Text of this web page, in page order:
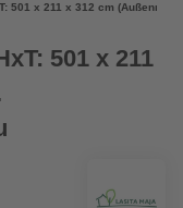
501 x 211 x 312 cm
501 x 211